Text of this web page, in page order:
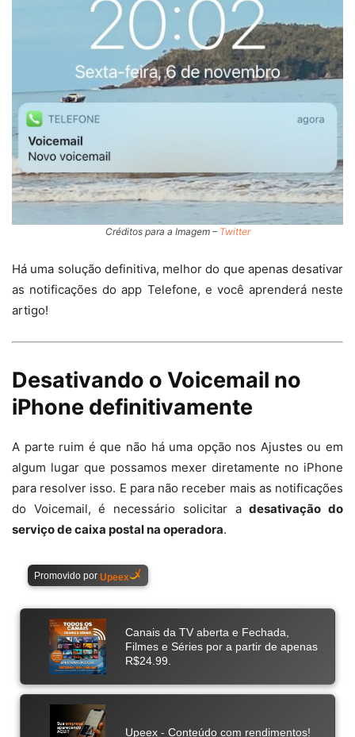
Créditos para a Imagem – Twitter
Há uma solução definitiva, melhor do que apenas desativar
as notificações do app Telefone, e você aprenderá neste
artigo!
Desativando o Voicemail no
iPhone definitivamente
A parte ruim é que não há uma opção nos Ajustes ou em
algum lugar que possamos mexer diretamente no iPhone
para resolver isso. E para não receber mais as notificações
do Voicemail, é necessário solicitar adesativação do
serviço de caixa postal na operadora.